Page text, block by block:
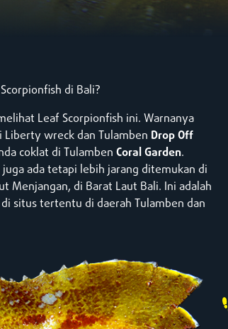
di Bali?
Leaf Scorpionfish ini. Warnanya
wreck dan Tulamben Drop Off
coklat di Tulamben Coral Garden.
ada tetapi lebih jarang ditemukan di
Menjangan, di Barat Laut Bali. Ini adalah
situs tertentu di daerah Tulamben dan